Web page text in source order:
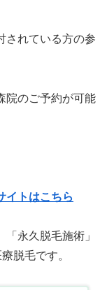
されている方の参
院のご予約が可能
イトはこちら
永久脱毛施術」
脱毛です。